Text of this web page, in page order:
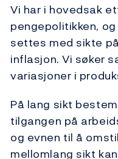
Vi har i hovedsak
pengepolitikken,
settes med sikte
inflasjon. Vi søker
variasjoner i
På lang sikt
tilgangen på
og evnen til å
mellomlang sikt